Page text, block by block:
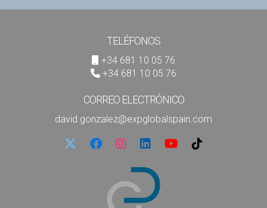
TELÉFONOS
+34 681 10 05 76
+34 681 10 05 76
CORREO ELECTRÓNICO
david.gonzalez@expglobalspain.com